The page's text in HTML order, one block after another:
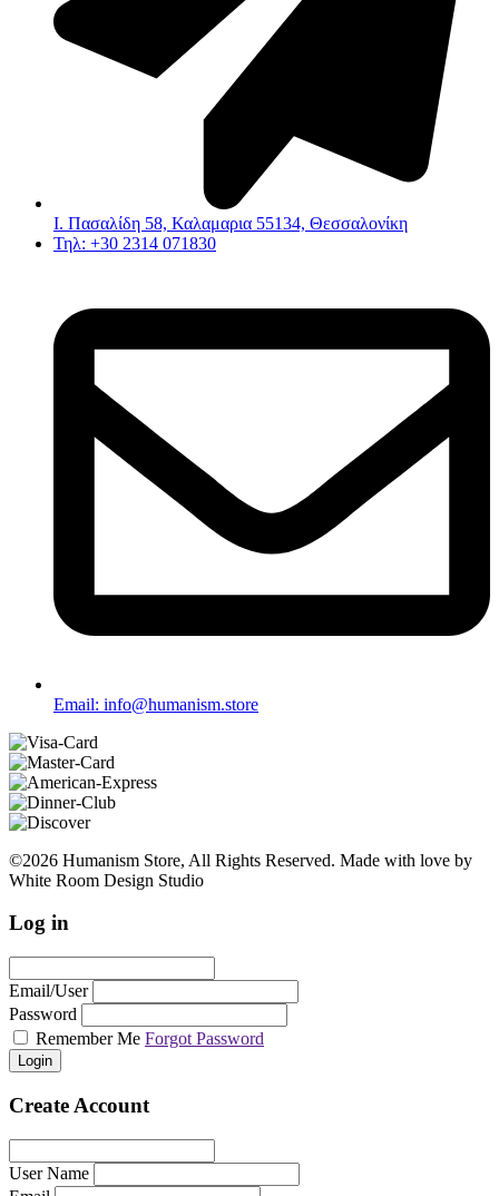
Ι. Πασαλίδη 58, Καλαμαρια 55134, Θεσσαλονίκη
Τηλ: +30 2314 071830
Email: info@humanism.store
©2026 Humanism Store, All Rights Reserved. Made with love by
White Room Design Studio
Log in
Email/User
Password
Remember Me Forgot Password
Login
Create Account
User Name